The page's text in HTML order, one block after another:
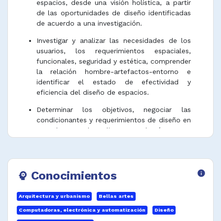
espacios, desde una visión holística, a partir
de las oportunidades de diseño identificadas
de acuerdo a una investigación.
Investigar y analizar las necesidades de los
usuarios, los requerimientos espaciales,
funcionales, seguridad y estética, comprender
la relación hombre-artefactos-entorno e
identificar el estado de efectividad y
eficiencia del diseño de espacios.
Determinar los objetivos, negociar las
condicionantes y requerimientos de diseño en
consulta con los clientes y demás partes
Definir las condiciones, especificaciones,
espacio diseñado, estableciendo los
de confort y estéticos del espacio a diseñar.
Formular y presentar conceptos de diseño y
psychology Conocimientos info
Arquitectura y urbanismo Bellas artes
Computadoras, electrónica y automatización Diseño